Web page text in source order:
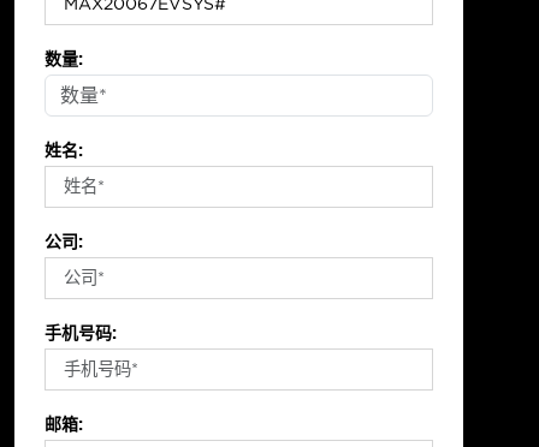
数量:
姓名:
公司:
手机号码:
邮箱: